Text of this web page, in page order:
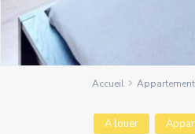
Accueil Appartement
A louer